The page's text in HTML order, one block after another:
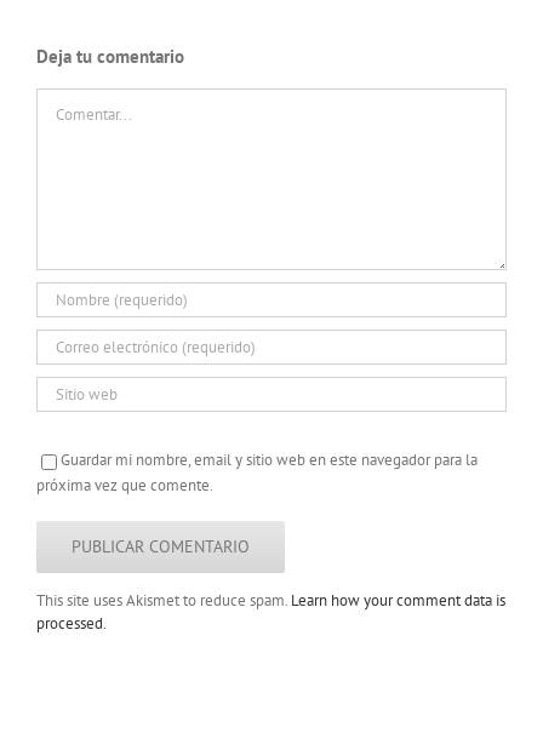
Deja tu comentario
Guardar mi nombre, email y sitio web en este navegador para la
próxima vez que comente.
This site uses Akismet to reduce spam. Learn how your comment data is
processed.